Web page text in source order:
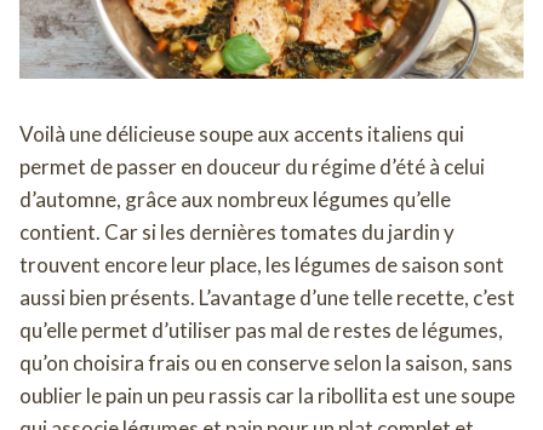
Voilà une délicieuse soupe aux accents italiens qui
permet de passer en douceur du régime d’été à celui
d’automne, grâce aux nombreux légumes qu’elle
contient. Car si les dernières tomates du jardin y
trouvent encore leur place, les légumes de saison sont
aussi bien présents. L’avantage d’une telle recette, c’est
qu’elle permet d’utiliser pas mal de restes de légumes,
qu’on choisira frais ou en conserve selon la saison, sans
oublier le pain un peu rassis car la ribollita est une soupe